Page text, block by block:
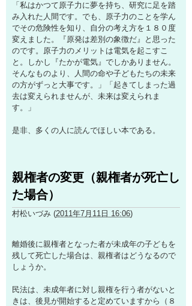
「私はかつて原子力に夢を持ち、研究に足を踏
み入れた人間です。でも、原子力のことを学ん
でその危険性を知り、自分の考え方を１８０度
変えました。『原発は差別の象徴だ』と思った
のです。原子力のメリットは電気を起こすこ
と。しかし『たかが電気』でしかありません。
そんなものより、人間の命や子どもたちの未来
の方がずっと大事です。」「起きてしまった過
去は変えられませんが、未来は変えられま
す。」
是非、多くの人に読んでほしい本である。
親権者の変更（親権者が死亡し
た場合）
村松いづみ (2011年7月11日 16:06)
離婚後に親権者となった者が未成年の子どもを
残して死亡した場合は、親権者はどうなるので
しょうか。
民法は、未成年者に対し親権を行う者がないと
きは、後見が開始すると定めていますから（８